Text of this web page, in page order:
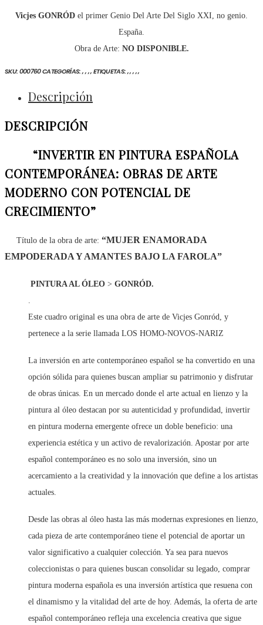
Vicjes GONRÓD el primer Genio Del Arte Del Siglo XXI, no genio.
España.
Obra de Arte: NO DISPONIBLE.
SKU:000760CATEGORÍAS:ARTEINVERSIÓN
,ELMEJORNEGOCIODELMUNDO
,INVERTIR EN ARTE
,INVERTIRENARTE
,PINTURAS
ETIQUETAS:ARTE INVERSIÓN
,COMPRAR ARTE DE INVERSIÓN
,COMPRAR OBRAS ARTE EN LÍNEA
,INVERSIÓN EN OBRAS DE ARTE GONRÓD
,INVERTIR EN OBRAS DE ARTE
,VICJES GONRÓD ES EL GENIO DEL ARTE
Descripción
DESCRIPCIÓN
“INVERTIR EN PINTURA ESPAÑOLA
CONTEMPORÁNEA: OBRAS DE ARTE
MODERNO CON POTENCIAL DE
CRECIMIENTO”
Título de la obra de arte: “MUJER ENAMORADA
EMPODERADA Y AMANTES BAJO LA FAROLA”
PINTURA AL ÓLEO > GONRÓD.
Este cuadro original es una obra de arte de Vicjes Gonród, y
pertenece a la serie llamada LOS HOMO-NOVOS-NARIZ
La inversión en arte contemporáneo español se ha convertido en una
opción sólida para quienes buscan ampliar su patrimonio y disfrutar
de obras únicas. En un mercado donde el arte actual en lienzo y la
pintura al óleo destacan por su autenticidad y profundidad, invertir
en pintura moderna emergente ofrece un doble beneficio: una
experiencia estética y un activo de revalorización. Apostar por arte
español contemporáneo es no solo una inversión, sino un
acercamiento a la creatividad y la innovación que define a los artistas
actuales.
Desde las obras al óleo hasta las más modernas expresiones en lienzo,
cada pieza de arte contemporáneo tiene el potencial de aportar un
valor significativo a cualquier colección. Ya sea para nuevos
coleccionistas o para quienes buscan consolidar su legado, comprar
pintura moderna española es una inversión artística que resuena con
el dinamismo y la vitalidad del arte de hoy. Además, la oferta de arte
español contemporáneo refleja una excelencia creativa que sigue